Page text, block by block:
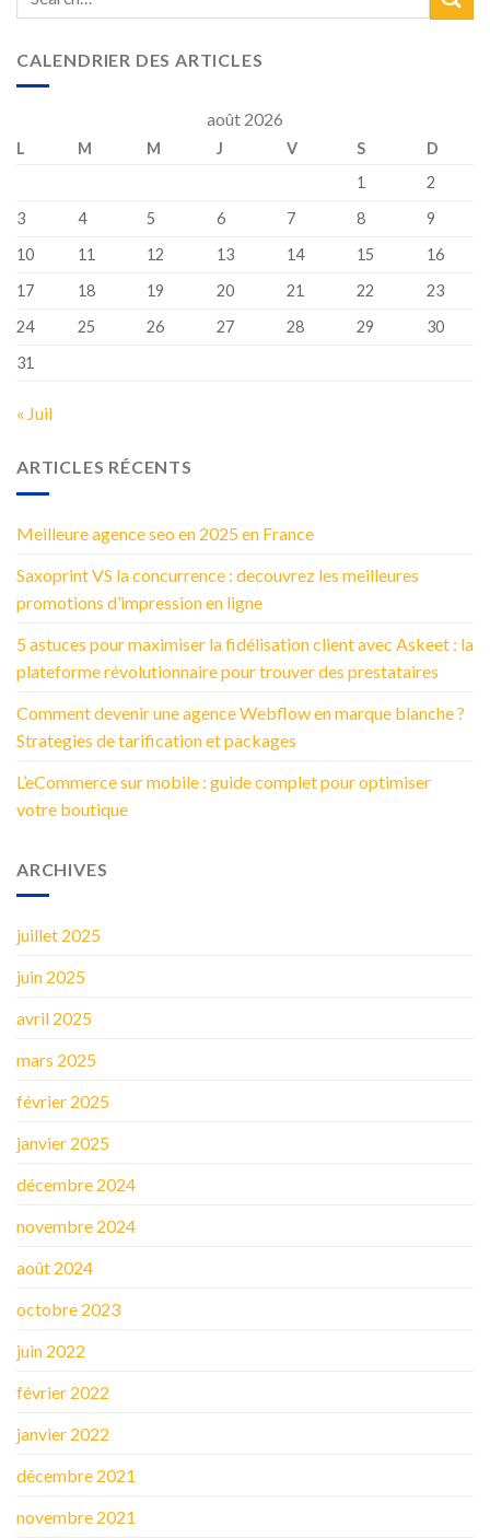
CALENDRIER DES ARTICLES
août 2026
L M M J V S
D
1
2
3
4 5 6 7 8
9
10
11 12 13 14 15
16
17
18 19 20 21 22
23
24
25 26 27 28 29
30
31
« Juil
ARTICLES RÉCENTS
Meilleure agence seo en 2025 en France
Saxoprint VS la concurrence : decouvrez les meilleures
promotions d’impression en ligne
5 astuces pour maximiser la fidélisation client avec Askeet : la
plateforme révolutionnaire pour trouver des prestataires
Comment devenir une agence Webflow en marque blanche ?
Strategies de tarification et packages
L’eCommerce sur mobile : guide complet pour optimiser
votre boutique
ARCHIVES
juillet 2025
juin 2025
avril 2025
mars 2025
février 2025
janvier 2025
décembre 2024
novembre 2024
août 2024
octobre 2023
juin 2022
février 2022
janvier 2022
décembre 2021
novembre 2021